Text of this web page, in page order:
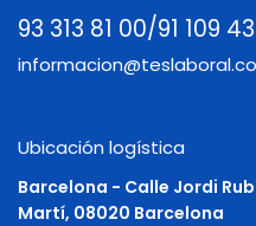
93 313 81 00/91 109
Ubicación logística
Barcelona - Calle Jordi
Martí, 08020 Barcelona